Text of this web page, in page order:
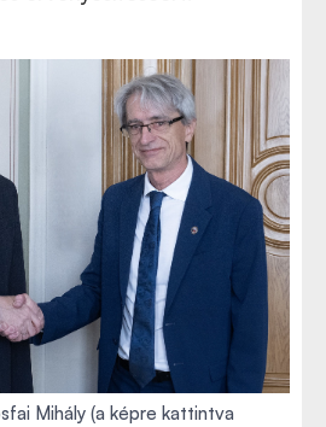
Mihály (a képre kattintva